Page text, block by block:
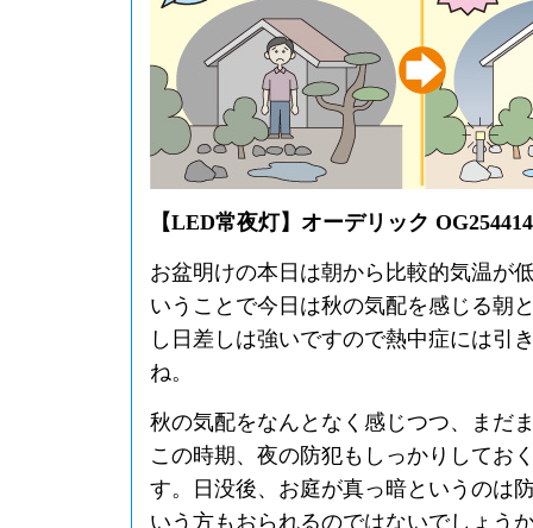
【LED常夜灯】オーデリック
お盆明けの本日は朝から比較的気温が
いうことで今日は秋の気配を感じる朝
し日差しは強いですので熱中症には引
ね。
秋の気配をなんとなく感じつつ、まだ
この時期、夜の防犯もしっかりしてお
す。日没後、お庭が真っ暗というのは
いう方もおられるのではないでしょう